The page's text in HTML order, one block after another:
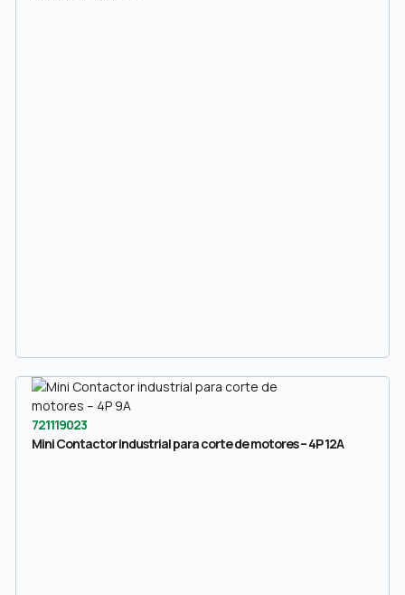
721119023
Mini Contactor industrial para corte de motores – 4P 12A